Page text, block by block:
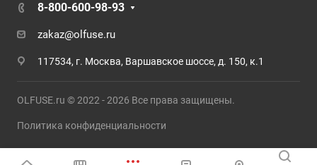
8-800-600-98-93
zakaz@olfuse.ru
117534, г. Москва, Варшавское шоссе, д. 150, к.1
OLFUSE.ru © 2022 - 2026 Все права защищены.
Политика конфиденциальности